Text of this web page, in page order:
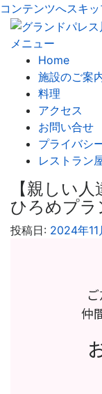
コンテンツへスキ
メニュー
Home
施設のご案
料理
アクセス
お問い合せ
プライバシ
レストラン
【親しい
ひろめプラ
投稿日: 2024年11
仲